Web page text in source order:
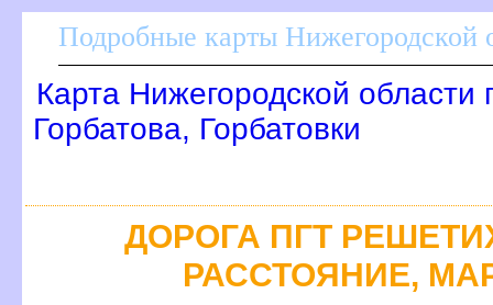
Подробные карты Нижегородской
Карта Нижегородской области
Горбатова, Горбатовки
ДОРОГА ПГТ
РАССТОЯНИЕ,